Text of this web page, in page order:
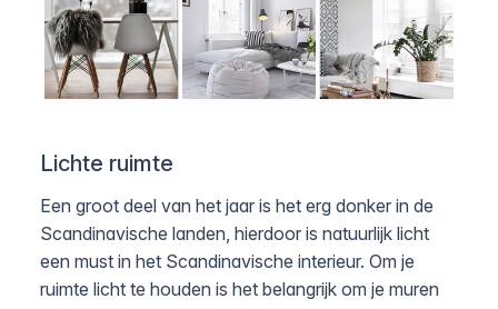
Lichte ruimte
Een groot deel van het jaar is het erg donker in de
Scandinavische landen, hierdoor is natuurlijk licht
een must in het Scandinavische interieur. Om je
ruimte licht te houden is het belangrijk om je muren